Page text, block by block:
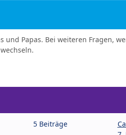
Papas. Bei weiteren Fragen,
wechseln.
5 Beiträge